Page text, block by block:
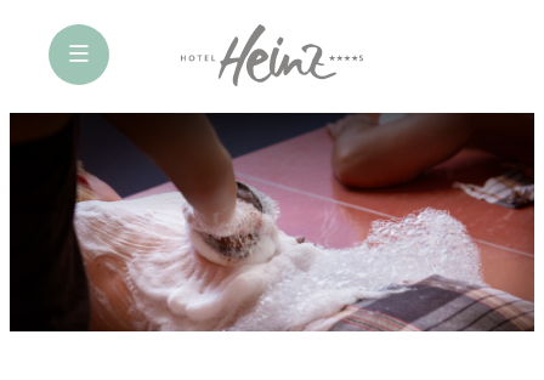
öffne Navigation